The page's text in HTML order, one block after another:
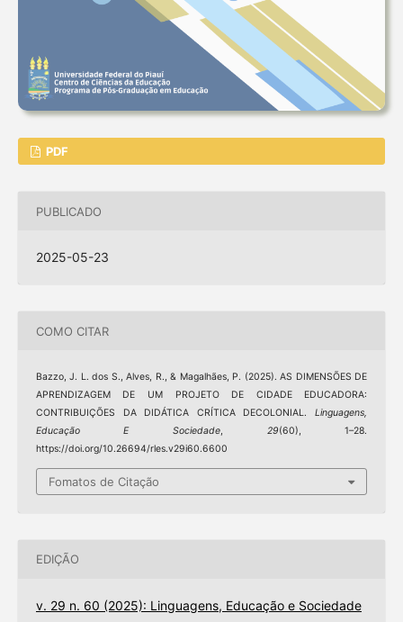
PDF
PUBLICADO
2025-05-23
COMO CITAR
Bazzo, J. L. dos S., Alves, R., & Magalhães, P. (2025). AS DIMENSÕES DE
APRENDIZAGEM DE UM PROJETO DE CIDADE EDUCADORA:
CONTRIBUIÇÕES DA DIDÁTICA CRÍTICA DECOLONIAL.Linguagens,
Educação E Sociedade, 29(60), 1–28.
https://doi.org/10.26694/rles.v29i60.6600
Fomatos de Citação
EDIÇÃO
v. 29 n. 60 (2025): Linguagens, Educação e Sociedade